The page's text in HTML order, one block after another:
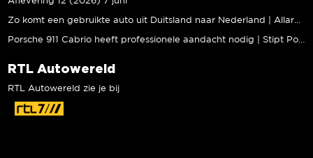
RTL Autowereld
RTL Autowereld zie je bij